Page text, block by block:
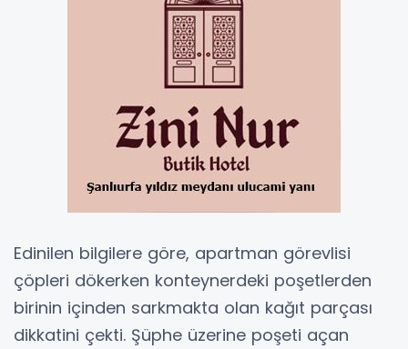
Edinilen bilgilere göre, apartman görevlisi
çöpleri dökerken konteynerdeki poşetlerden
birinin içinden sarkmakta olan kağıt parçası
dikkatini çekti. Şüphe üzerine poşeti açan